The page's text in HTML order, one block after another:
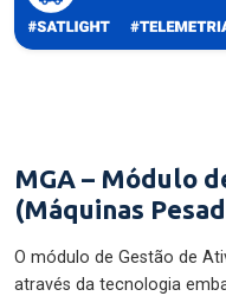
MGA – Módulo
(Máquinas
O módulo de Gestão de
através da tecnologia